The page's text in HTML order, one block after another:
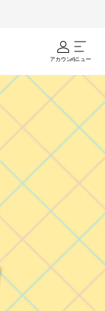
アカウントメニュー